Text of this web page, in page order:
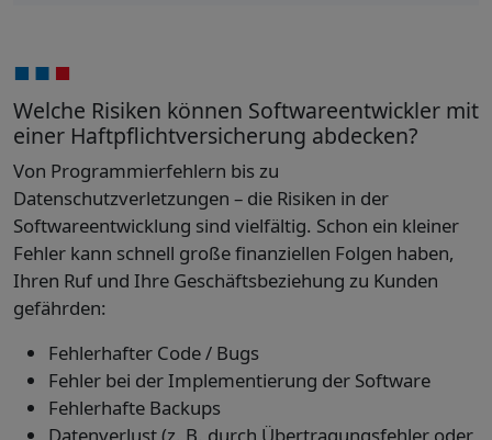
Welche Risiken können Softwareentwickler mit
einer Haftpflichtversicherung abdecken?
Von Programmierfehlern bis zu
Datenschutzverletzungen – die Risiken in der
Softwareentwicklung sind vielfältig. Schon ein kleiner
Fehler kann schnell große finanziellen Folgen haben,
Ihren Ruf und Ihre Geschäftsbeziehung zu Kunden
gefährden:
Fehlerhafter Code / Bugs
Fehler bei der Implementierung der Software
Fehlerhafte Backups